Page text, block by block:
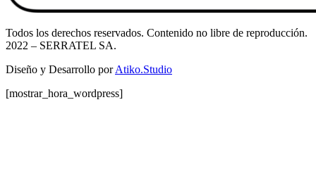
Todos los derechos reservados. Contenido no libre de reproducción.
2022 – SERRATEL SA.
Diseño y Desarrollo porAtiko.Studio
[mostrar_hora_wordpress]